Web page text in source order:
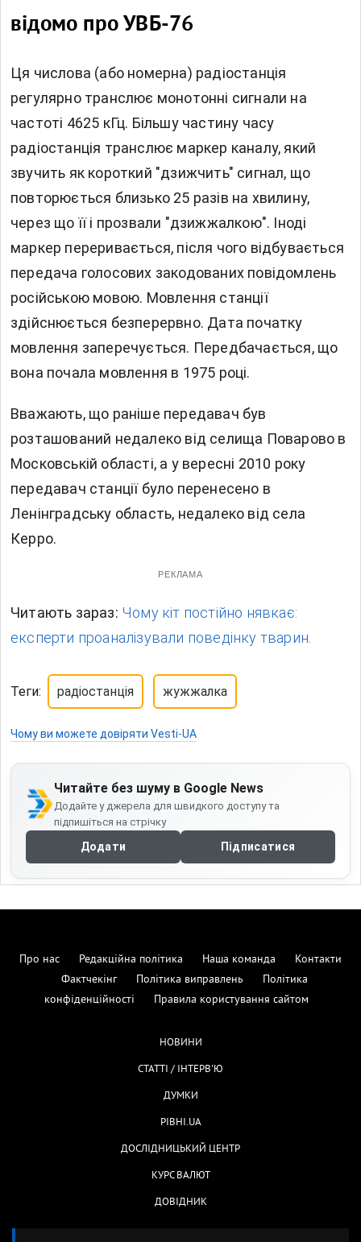
відомо про УВБ-76
Ця числова (або номерна) радіостанція
регулярно транслює монотонні сигнали на
частоті 4625 кГц. Більшу частину часу
радіостанція транслює маркер каналу, який
звучить як короткий "дзижчить" сигнал, що
повторюється близько 25 разів на хвилину,
через що її і прозвали "дзижжалкою". Іноді
маркер переривається, після чого відбувається
передача голосових закодованих повідомлень
російською мовою. Мовлення станції
здійснюється безперервно. Дата початку
мовлення заперечується. Передбачається, що
вона почала мовлення в 1975 році.
Вважають, що раніше передавач був
розташований недалеко від селища Поварово в
Московській області, а у вересні 2010 року
передавач станції було перенесено в
Ленінградську область, недалеко від села
Керро.
РЕКЛАМА
Читають зараз: Чому кіт постійно нявкає:
експерти проаналізували поведінку тварин.
Теги: радіостанція жужжалка
Чому ви можете довіряти Vesti-UA
Читайте без шуму в Google News
Додайте у джерела для швидкого доступу та
підпишіться на стрічку
Додати Підписатися
Про нас Редакційна політика Наша команда
Контакти
Фактчекінг
Політика виправлень
Політика
конфіденційності
Правила користування сайтом
НОВИНИ
СТАТТІ / ІНТЕРВ'Ю
ДУМКИ
РІВНІ.UA
ДОСЛІДНИЦЬКИЙ ЦЕНТР
КУРС ВАЛЮТ
ДОВІДНИК